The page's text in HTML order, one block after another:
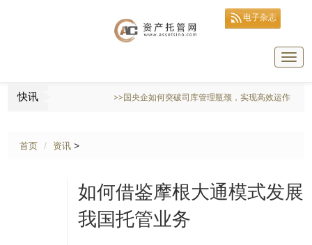
电子杂志
快讯 >>国央企如何突破司库管理瓶颈，实现高效运作？
首页 资讯 >
如何借鉴摩根大通模式发展
我国托管业务